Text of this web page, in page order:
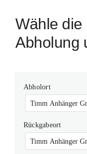
Wähle die
Abholung
Abholort
Rückgabeort